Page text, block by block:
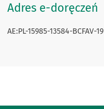
Adres e-doręczeń
AE:PL-15985-13584-BCFAV-19